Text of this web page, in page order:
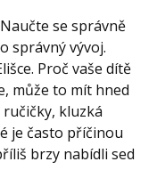
se správně
správný vývoj.
Proč vaše dítě
může to mít hned
kluzká
je často příčinou
brzy nabídli sed